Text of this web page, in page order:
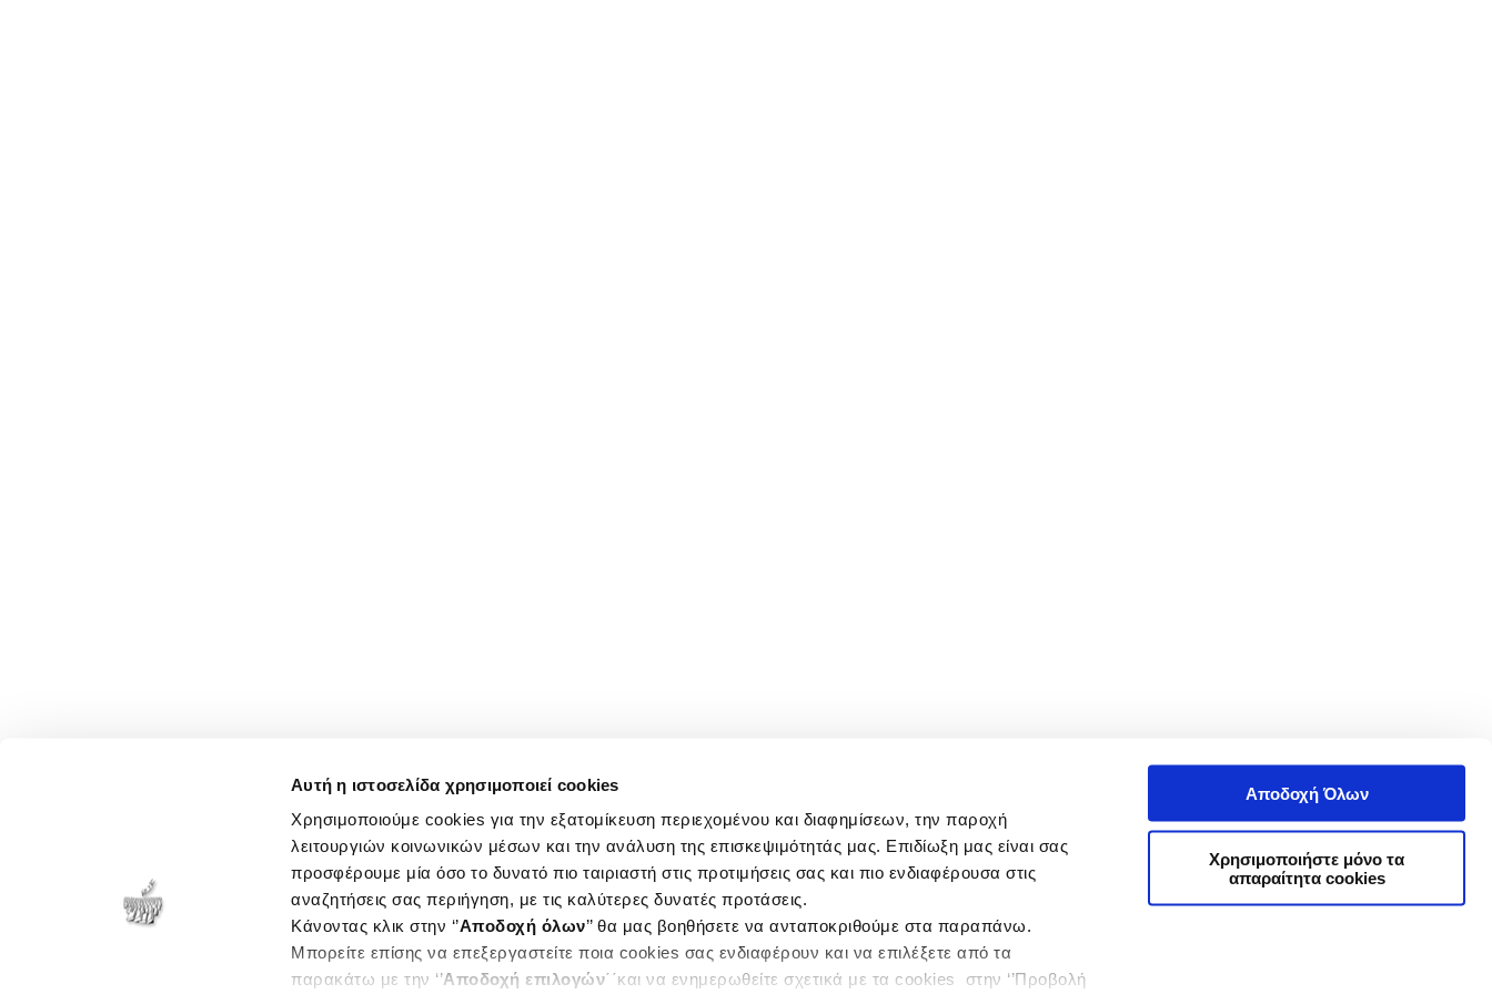
Αυτή η ιστοσελίδα χρησιμοποιεί cookies
Χρησιμοποιούμε cookies για την εξατομίκευση περιεχομένου και διαφημίσεων, την παροχή
λειτουργιών κοινωνικών μέσων και την ανάλυση της επισκεψιμότητάς μας. Επιδίωξη μας είναι σας
προσφέρουμε μία όσο το δυνατό πιο ταιριαστή στις προτιμήσεις σας και πιο ενδιαφέρουσα στις
αναζητήσεις σας περιήγηση, με τις καλύτερες δυνατές προτάσεις.
Κάνοντας κλικ στην ‘’Αποδοχή όλων’’ θα μας βοηθήσετε να ανταποκριθούμε στα παραπάνω.
Μπορείτε επίσης να επεξεργαστείτε ποια cookies σας ενδιαφέρουν και να επιλέξετε από τα
παρακάτω με την ‘’Αποδοχή επιλογών΄΄και να ενημερωθείτε σχετικά με τα cookies στην ‘’Προβολή
Αποδοχή Όλων
Χρησιμοποιήστε μόνο τα
απαραίτητα cookies